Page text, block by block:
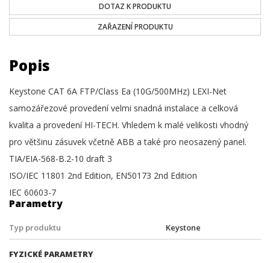
DOTAZ K PRODUKTU
ZAŘAZENÍ PRODUKTU
Popis
Keystone CAT 6A FTP/Class Ea (10G/500MHz) LEXI-Net
samozářezové provedení velmi snadná instalace a celková
kvalita a provedení HI-TECH. Vhledem k malé velikosti vhodný
pro většinu zásuvek včetně ABB a také pro neosazený panel.
TIA/EIA-568-B.2-10 draft 3
ISO/IEC 11801 2nd Edition, EN50173 2nd Edition
IEC 60603-7
Parametry
Typ produktu Keystone
FYZICKÉ PARAMETRY